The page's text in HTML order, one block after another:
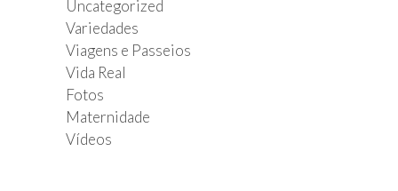
Uncategorized
Variedades
Viagens e Passeios
Vida Real
Fotos
Maternidade
Vídeos